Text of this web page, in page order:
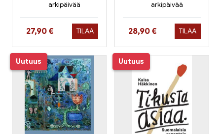
arkipäivää
Hinta nyt
27,90 € TILAA
arkipäivää
Hinta nyt
28,90 € TILAA
Uutuus Uutuus